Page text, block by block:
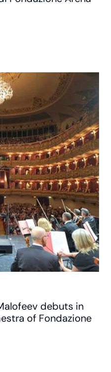
debuts in
of Fondazione